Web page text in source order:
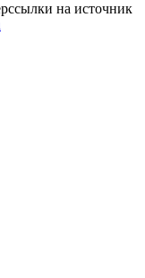
на источник